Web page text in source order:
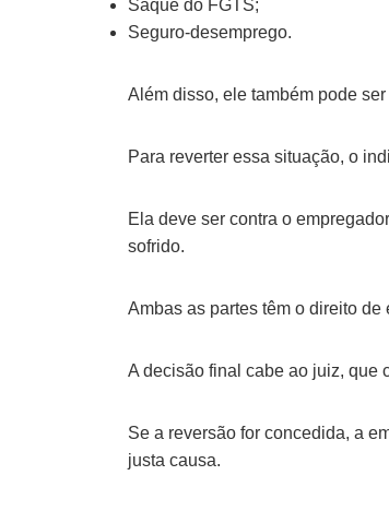
Saque do FGTS;
Seguro-desemprego.
Além disso, ele também pode
Para reverter essa situação, o
Ela deve ser contra o
sofrido.
Ambas as partes têm o direito
A decisão final cabe ao juiz, que
Se a reversão for concedida, a
justa causa.